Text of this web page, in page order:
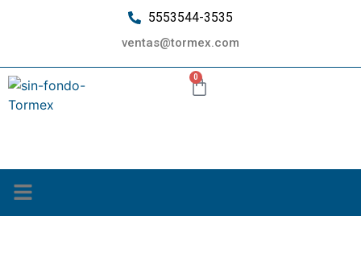
5553544-3535
ventas@tormex.com
0